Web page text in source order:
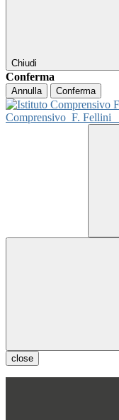
Chiudi
Conferma
Annulla Conferma
Comprensivo F. Fellini
close